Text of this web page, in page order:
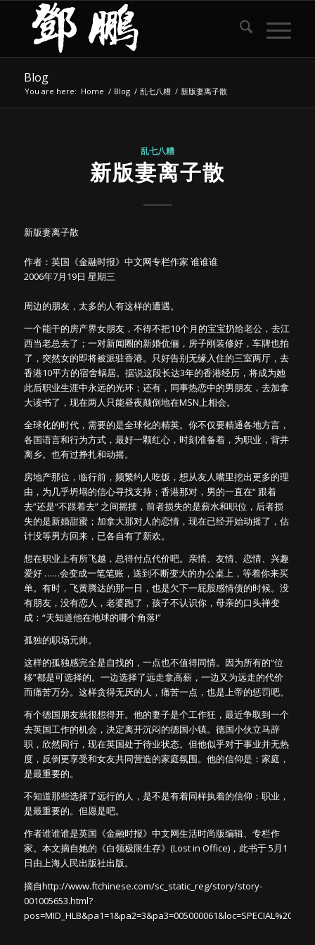
Blog
You are here: Home / Blog / 乱七八糟 / 新版妻离子散
乱七八糟
新版妻离子散
新版妻离子散
作者：英国《金融时报》中文网专栏作家 谁谁谁
2006年7月19日 星期三
周边的朋友，太多的人有这样的遭遇。
一个能干的房产界女朋友，不得不把10个月的宝宝扔给老公，去江
西当老总去了；一对新闻圈的新婚伉俪，房子刚装修好，车牌也拍
了，突然女的即将被派驻香港。只好告别无缘入住的三室两厅，去
香港10平方的宿舍蜗居。据说这段长达3年的香港经历，将成为她
此后职业生涯中永远的光环；还有，同事热恋中的男朋友，去加拿
大读书了，现在两人只能昼夜颠倒地在MSN上相会。
全球化的时代，需要的是全球化的精英。你不仅要精通各地方言，
各国语言和行为方式，最好一颗红心，时刻准备着，为职业，背井
离乡。也有过挣扎和动摇。
房地产那位，临行前，频繁约人吃饭，想从友人嘴里挖出更多的理
由，为几乎坍塌的信心寻找支持；香港那对，男的一直在“ 跟着
去”还是“不跟着去” 之间摇摆，前者损失的是薪水和职位，后者损
失的是新婚甜蜜；加拿大那对人的恋情，现在已经开始动摇了，估
计没等男方回来，已各自有了新欢。
想在职业上有所飞越，总得付点代价吧。亲情、友情、恋情、兴趣
爱好 ……会变成一笔笔账，送到不断变大的办公桌上，等着你来买
单。有时，飞黄腾达的那一日，也是欠下一屁股感情债的时候。没
有朋友，没有恋人，老婆跑了，孩子不认识你，母亲的口头禅变
成：“天知道他在地球的哪个角落!”
孤独的职场元帅。
这样的孤独感完全是自找的，一点也不值得同情。因为所有的“位
移”都是可选择的。一边选择了远走拿高薪，一边又为远走的代价
而痛苦万分。这样贪得无厌的人，痛苦一点，也是上帝的惩罚吧。
有个德国朋友就很想得开。他的妻子是个工作狂，最近争取到一个
去英国工作的机会，决定离开沉闷的德国小镇。德国小伙立马辞
职，欣然同行，现在英国处于待业状态。但他似乎对于事业并无热
度，反倒更享受和女友共同营造的家庭氛围。他的信仰是：家庭，
是最重要的。
不知道那些选择了远行的人，是不是有着同样执着的信仰：职业，
是最重要的。但愿是吧。
作者谁谁谁是英国《金融时报》中文网生活时尚版编辑、专栏作
家。本文摘自她的《白领极限生存》(Lost in Office)，此书于 5月1
日由上海人民出版社出版。
摘自http://www.ftchinese.com/sc_static_reg/story/story-
001005653.html?